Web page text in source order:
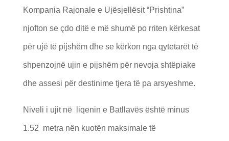
Kompania Rajonale e Ujësjellësit “Prishtina”
njofton se çdo ditë e më shumë po rriten kërkesat
për ujë të pijshëm dhe se kërkon nga qytetarët të
shpenzojnë ujin e pijshëm për nevoja shtëpiake
dhe assesi për destinime tjera të pa arsyeshme.
Niveli i ujit në liqenin e Batllavës është minus
1.52 metra nën kuotën maksimale të